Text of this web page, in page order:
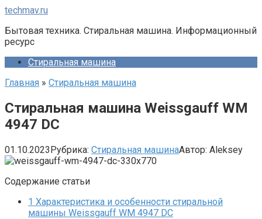
Перейти
контенту
techmav.ru
Бытовая техника. Стиральная машина. Информационный
ресурс
Стиральная машина
Главная » Стиральная машина
Стиральная машина Weissgauff WM
4947 DC
01.10.2023Рубрика: Стиральная машинаАвтор: Aleksey
Содержание статьи
1 Характеристика и особенности стиральной
машины Weissgauff WM 4947 DC